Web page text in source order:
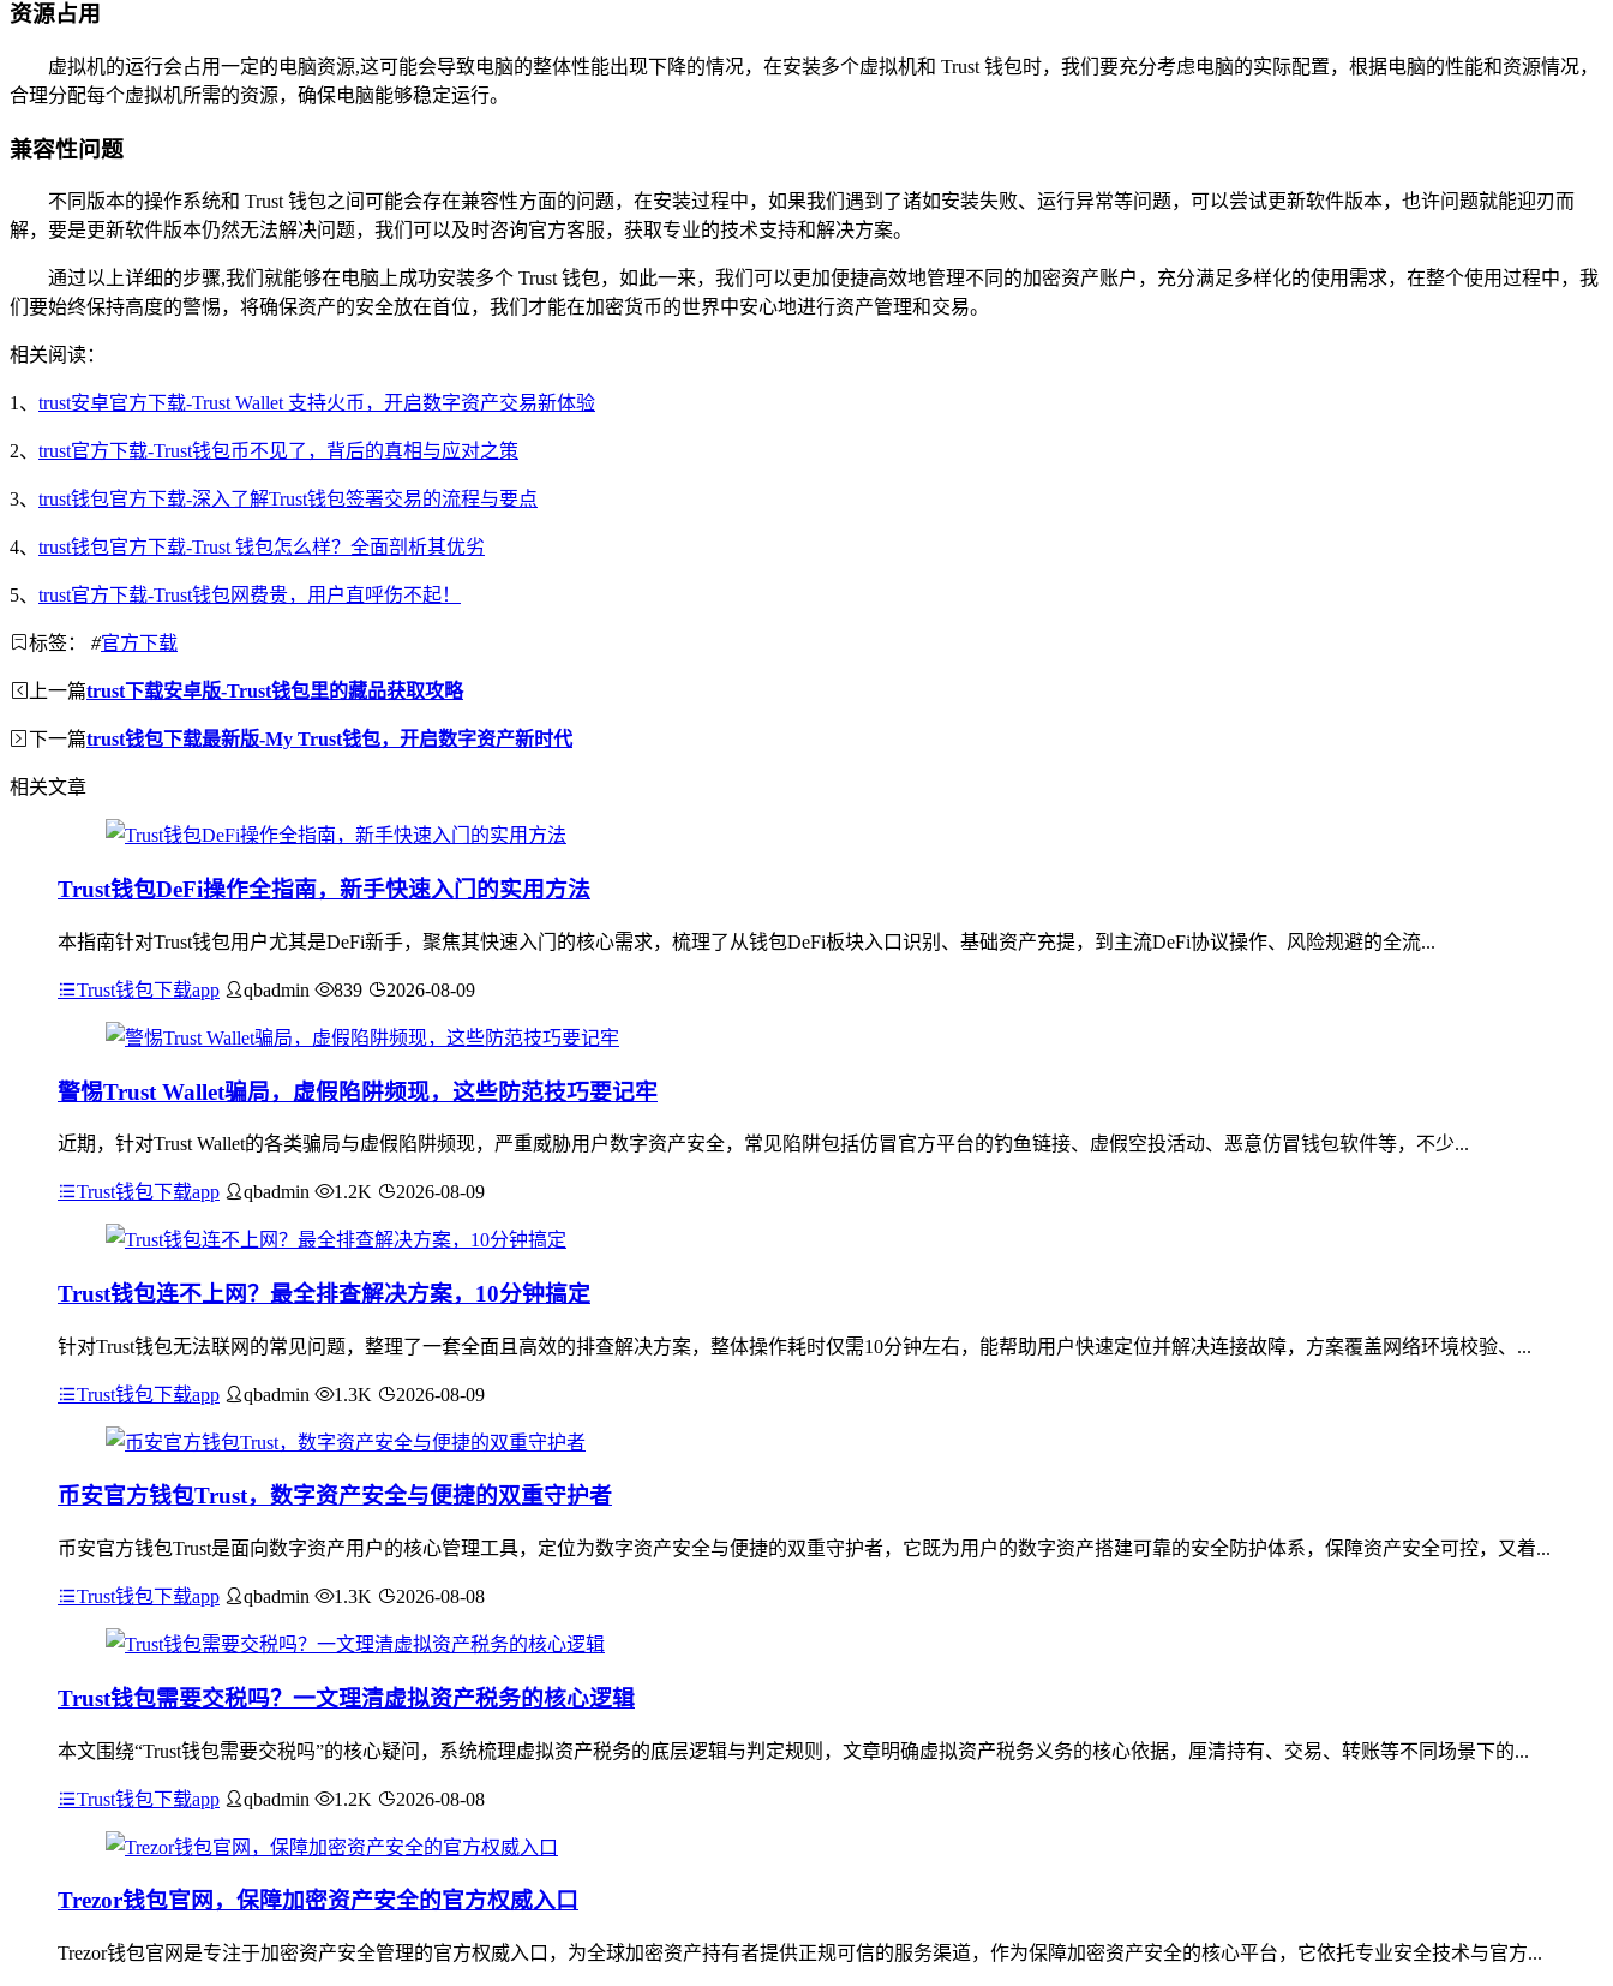
资源占用
虚拟机的运行会占用一定的电脑资源,这可能会导致电脑的整体性能出现下降的情况，在安装多个虚拟机和 Trust 钱包时，我们要充分考虑电脑的实际配置，根据电脑的性能和资源情况，
合理分配每个虚拟机所需的资源，确保电脑能够稳定运行。
兼容性问题
不同版本的操作系统和 Trust 钱包之间可能会存在兼容性方面的问题，在安装过程中，如果我们遇到了诸如安装失败、运行异常等问题，可以尝试更新软件版本，也许问题就能迎刃而
解，要是更新软件版本仍然无法解决问题，我们可以及时咨询官方客服，获取专业的技术支持和解决方案。
通过以上详细的步骤,我们就能够在电脑上成功安装多个 Trust 钱包，如此一来，我们可以更加便捷高效地管理不同的加密资产账户，充分满足多样化的使用需求，在整个使用过程中，我
们要始终保持高度的警惕，将确保资产的安全放在首位，我们才能在加密货币的世界中安心地进行资产管理和交易。
相关阅读：
1、 trust安卓官方下载-Trust Wallet 支持火币，开启数字资产交易新体验
2、 trust官方下载-Trust钱包币不见了，背后的真相与应对之策
3、 trust钱包官方下载-深入了解Trust钱包签署交易的流程与要点
4、 trust钱包官方下载-Trust 钱包怎么样？全面剖析其优劣
5、 trust官方下载-Trust钱包网费贵，用户直呼伤不起！
标签： #官方下载
上一篇trust下载安卓版-Trust钱包里的藏品获取攻略
下一篇trust钱包下载最新版-My Trust钱包，开启数字资产新时代
相关文章
Trust钱包DeFi操作全指南，新手快速入门的实用方法
本指南针对Trust钱包用户尤其是DeFi新手，聚焦其快速入门的核心需求，梳理了从钱包DeFi板块入口识别、基础资产充提，到主流DeFi协议操作、风险规避的全流...
Trust钱包下载app qbadmin 839 2026-08-09
警惕Trust Wallet骗局，虚假陷阱频现，这些防范技巧要记牢
近期，针对Trust Wallet的各类骗局与虚假陷阱频现，严重威胁用户数字资产安全，常见陷阱包括仿冒官方平台的钓鱼链接、虚假空投活动、恶意仿冒钱包软件等，不少...
Trust钱包下载app qbadmin 1.2K 2026-08-09
Trust钱包连不上网？最全排查解决方案，10分钟搞定
针对Trust钱包无法联网的常见问题，整理了一套全面且高效的排查解决方案，整体操作耗时仅需10分钟左右，能帮助用户快速定位并解决连接故障，方案覆盖网络环境校验、...
Trust钱包下载app qbadmin 1.3K 2026-08-09
币安官方钱包Trust，数字资产安全与便捷的双重守护者
币安官方钱包Trust是面向数字资产用户的核心管理工具，定位为数字资产安全与便捷的双重守护者，它既为用户的数字资产搭建可靠的安全防护体系，保障资产安全可控，又着...
Trust钱包下载app qbadmin 1.3K 2026-08-08
Trust钱包需要交税吗？一文理清虚拟资产税务的核心逻辑
本文围绕“Trust钱包需要交税吗”的核心疑问，系统梳理虚拟资产税务的底层逻辑与判定规则，文章明确虚拟资产税务义务的核心依据，厘清持有、交易、转账等不同场景下的...
Trust钱包下载app qbadmin 1.2K 2026-08-08
Trezor钱包官网，保障加密资产安全的官方权威入口
Trezor钱包官网是专注于加密资产安全管理的官方权威入口，为全球加密资产持有者提供正规可信的服务渠道，作为保障加密资产安全的核心平台，它依托专业安全技术与官方...